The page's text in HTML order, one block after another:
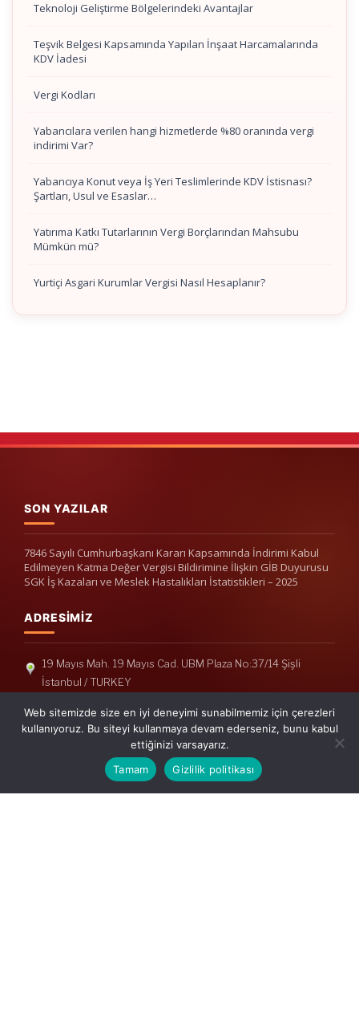
Teknoloji Geliştirme Bölgelerindeki Avantajlar
Teşvik Belgesi Kapsamında Yapılan İnşaat Harcamalarında
KDV İadesi
Vergi Kodları
Yabancılara verilen hangi hizmetlerde %80 oranında vergi
indirimi Var?
Yabancıya Konut veya İş Yeri Teslimlerinde KDV İstisnası?
Şartları, Usul ve Esaslar…
Yatırıma Katkı Tutarlarının Vergi Borçlarından Mahsubu
Mümkün mü?
Yurtiçi Asgari Kurumlar Vergisi Nasıl Hesaplanır?
SON YAZILAR
7846 Sayılı Cumhurbaşkanı Kararı Kapsamında İndirimi Kabul
Edilmeyen Katma Değer Vergisi Bildirimine İlişkin GİB Duyurusu
SGK İş Kazaları ve Meslek Hastalıkları İstatistikleri – 2025
ADRESIMIZ
19 Mayıs Mah. 19 Mayıs Cad. UBM Plaza No:37/14 Şişli
İstanbul / TURKEY
Telefon: +90(212) 240 33 39
Telefon: +90(212) 248 19 36
info@erisymm.com
Web sitemizde size en iyi deneyimi sunabilmemiz için çerezleri
kullanıyoruz. Bu siteyi kullanmaya devam ederseniz, bunu kabul
ettiğinizi varsayarız.
Tamam
Gizlilik politikası